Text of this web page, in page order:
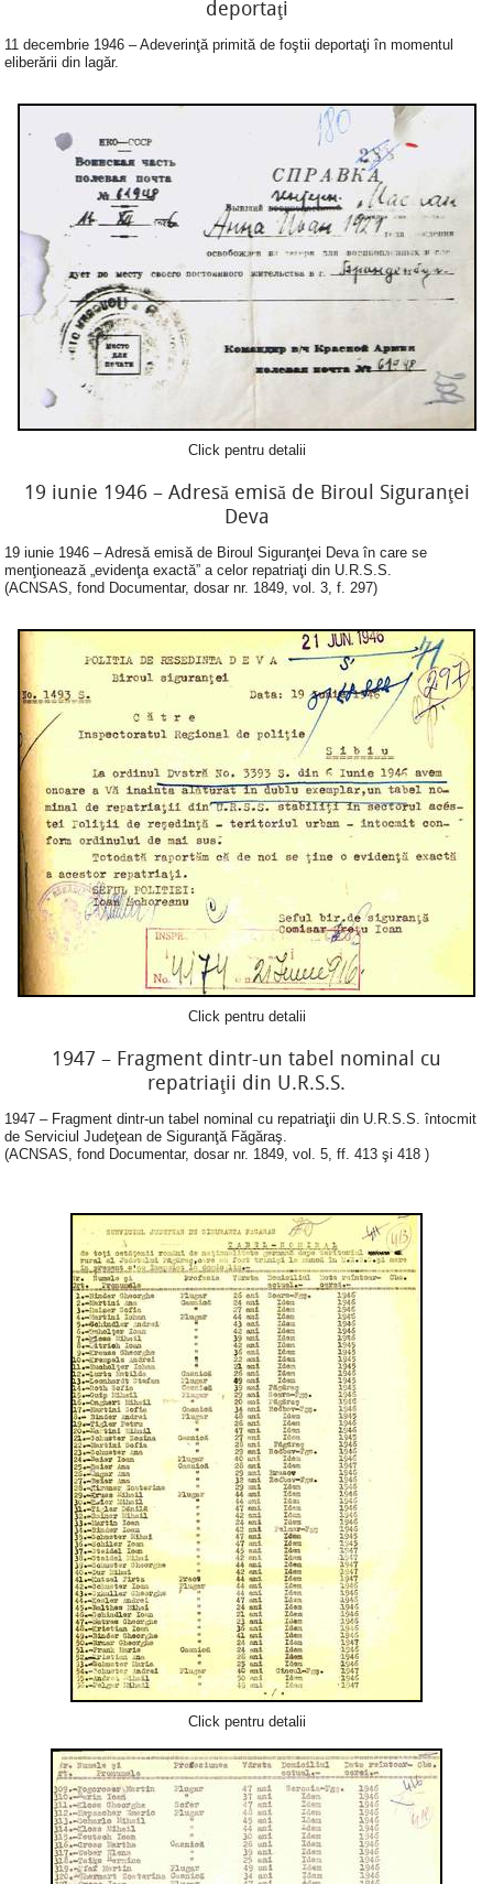
deportaţi
11 decembrie 1946 – Adeverinţă primită de foştii deportaţi în momentul
eliberării din lagăr.
Click pentru detalii
19 iunie 1946 – Adresă emisă de Biroul Siguranţei
Deva
19 iunie 1946 – Adresă emisă de Biroul Siguranţei Deva în care se
menţionează „evidenţa exactă” a celor repatriaţi din U.R.S.S.
(ACNSAS, fond Documentar, dosar nr. 1849, vol. 3, f. 297)
Click pentru detalii
1947 – Fragment dintr-un tabel nominal cu
repatriaţii din U.R.S.S.
1947 – Fragment dintr-un tabel nominal cu repatriaţii din U.R.S.S. întocmit
de Serviciul Judeţean de Siguranţă Făgăraş.
(ACNSAS, fond Documentar, dosar nr. 1849, vol. 5, ff. 413 şi 418 )
Click pentru detalii